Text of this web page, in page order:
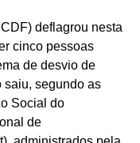
deflagrou nesta
cinco pessoas
de desvio de
saiu, segundo as
Social do
de